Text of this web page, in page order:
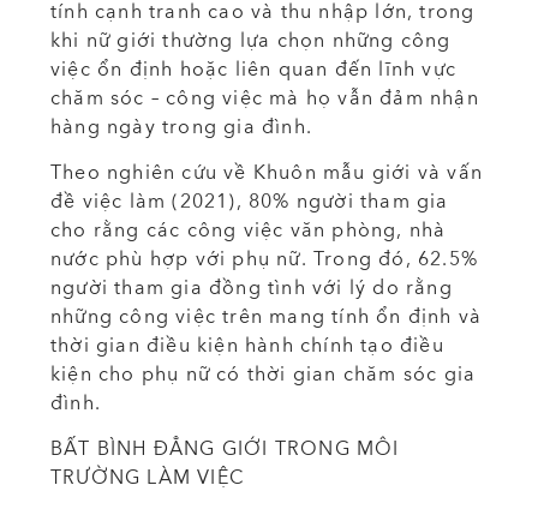
tính cạnh tranh cao và thu nhập lớn, trong
khi nữ giới thường lựa chọn những công
việc ổn định hoặc liên quan đến lĩnh vực
chăm sóc – công việc mà họ vẫn đảm nhận
hàng ngày trong gia đình.
Theo nghiên cứu về Khuôn mẫu giới và vấn
đề việc làm (2021), 80% người tham gia
cho rằng các công việc văn phòng, nhà
nước phù hợp với phụ nữ. Trong đó, 62.5%
người tham gia đồng tình với lý do rằng
những công việc trên mang tính ổn định và
thời gian điều kiện hành chính tạo điều
kiện cho phụ nữ có thời gian chăm sóc gia
đình.
BẤT BÌNH ĐẲNG GIỚI TRONG MÔI
TRƯỜNG LÀM VIỆC